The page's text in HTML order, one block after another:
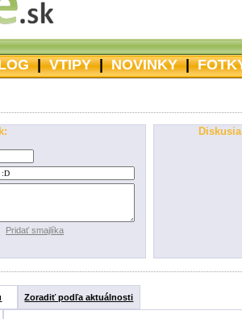
|VTIPY|NOVINKY|
Pridať smajlíka
Zoradiť podľa aktuálnosti